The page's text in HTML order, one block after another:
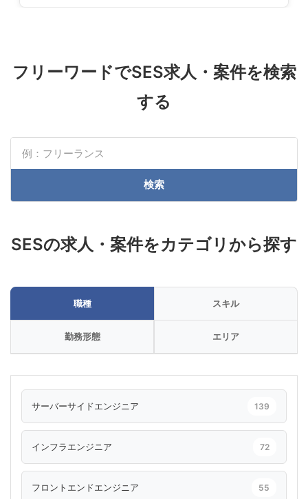
フリーワードでSES求人・案件を検索
する
検索
SESの求人・案件をカテゴリから探す
職種 スキル
勤務形態 エリア
サーバーサイドエンジニア 139
インフラエンジニア 72
フロントエンドエンジニア 55